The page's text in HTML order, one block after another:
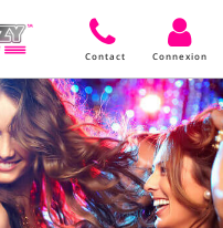
Contact Connexion